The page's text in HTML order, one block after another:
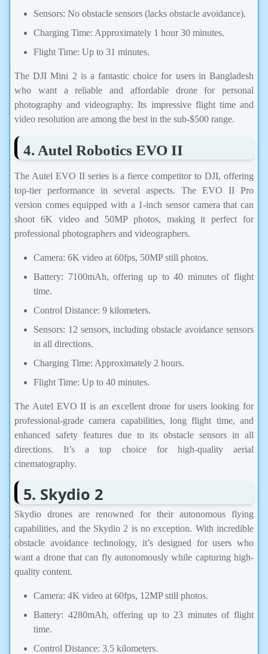
Sensors: No obstacle sensors (lacks obstacle avoidance).
Charging Time: Approximately 1 hour 30 minutes.
Flight Time: Up to 31 minutes.
The DJI Mini 2 is a fantastic choice for users in Bangladesh
who want a reliable and affordable drone for personal
photography and videography. Its impressive flight time and
video resolution are among the best in the sub-$500 range.
4. Autel Robotics EVO II
The Autel EVO II series is a fierce competitor to DJI, offering
top-tier performance in several aspects. The EVO II Pro
version comes equipped with a 1-inch sensor camera that can
shoot 6K video and 50MP photos, making it perfect for
professional photographers and videographers.
Camera: 6K video at 60fps, 50MP still photos.
Battery: 7100mAh, offering up to 40 minutes of flight
time.
Control Distance: 9 kilometers.
Sensors: 12 sensors, including obstacle avoidance sensors
in all directions.
Charging Time: Approximately 2 hours.
Flight Time: Up to 40 minutes.
The Autel EVO II is an excellent drone for users looking for
professional-grade camera capabilities, long flight time, and
enhanced safety features due to its obstacle sensors in all
directions. It’s a top choice for high-quality aerial
cinematography.
5. Skydio 2
Skydio drones are renowned for their autonomous flying
capabilities, and the Skydio 2 is no exception. With incredible
obstacle avoidance technology, it’s designed for users who
want a drone that can fly autonomously while capturing high-
quality content.
Camera: 4K video at 60fps, 12MP still photos.
Battery: 4280mAh, offering up to 23 minutes of flight
time.
Control Distance: 3.5 kilometers.